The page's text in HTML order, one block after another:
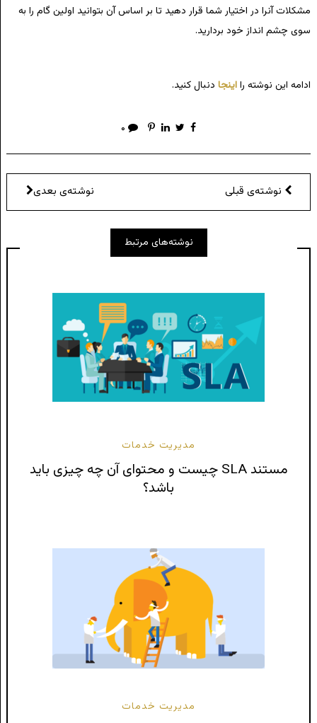
مشکلات آنرا در اختیار شما قرار دهید تا بر اساس آن بتوانید اولین گام را به
سوی چشم انداز خود بردارید.
ادامه این نوشته رااینجادنبال کنید.
۰
نوشته‌ی قبلی نوشته‌ی بعدی
نوشته‌های مرتبط
مدیریت خدمات
مستند SLA چیست و محتوای آن چه چیزی باید
باشد؟
مدیریت خدمات